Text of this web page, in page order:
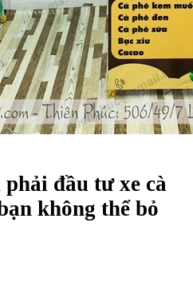
đầu tư xe cà
không thể bỏ